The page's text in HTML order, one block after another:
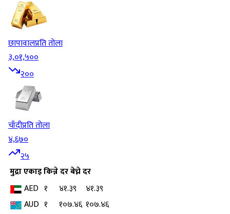
छापावालप्रति तोला
३,०१,५००
२००
चाँदीप्रति तोला
४,६७०
२५
मुद्राएकाइकिन्ने दरबेच्ने दर
AED १ ४१.३९
४१.३९
AUD १ १०७.४६ १०७.४६